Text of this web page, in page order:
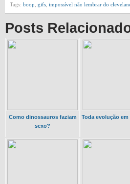
Tags: boop gifs impossível não lembrar do
Posts
Como dinossauros faziam
sexo?
Toda evolução